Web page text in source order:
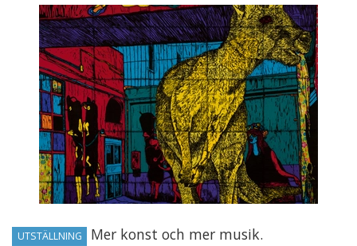
UTSTÄLLNING
Mer konst och mer musik.